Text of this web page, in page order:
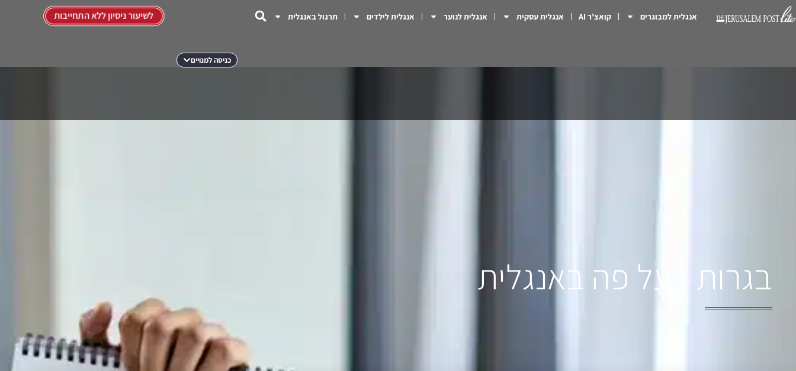
אנגלית למבוגרים קואצ'ר AI אנגלית עסקית אנגלית לנוער אנגלית לילדים תרגול באנגלית
כניסה למנויים
לשיעור ניסיון ללא התחייבות
בגרות בעל פה באנגלית